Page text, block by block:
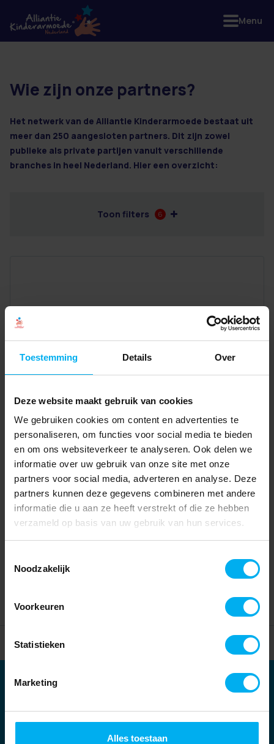
Toestemming Details Over
Deze website maakt gebruik van cookies
We gebruiken cookies om content en advertenties te
personaliseren, om functies voor social media te bieden
en om ons websiteverkeer te analyseren. Ook delen we
informatie over uw gebruik van onze site met onze
partners voor social media, adverteren en analyse. Deze
partners kunnen deze gegevens combineren met andere
informatie die u aan ze heeft verstrekt of die ze hebben
verzameld op basis van uw gebruik van hun services.
Noodzakelijk
Voorkeuren
Statistieken
Marketing
Alles toestaan
2 resultaten
Wie zijn onze partners?
Het netwerk van de Alliantie Kinderarmoede bestaat uit
meer dan 250 aangesloten partners. Dit zijn zowel
publieke als private partijen vanuit verschillende
branches in heel Nederland. Hier een overzicht:
Toon filters 6
Home Partners
Partners
Kernpartners:
Menu